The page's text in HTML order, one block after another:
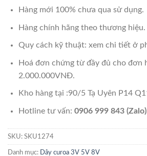
Hàng mới 100% chưa qua sử dụng.
Hàng chính hãng theo thương hiệu.
Quy cách kỹ thuật: xem chi tiết ở
Hoá đơn chứng từ đầy đủ cho đơn
2.000.000VNĐ.
Kho hàng tại :90/5 Tạ Uyên P14
Hotline tư vấn: 0906 999 843
SKU: SKU1274
Danh mục: Dây curoa 3V 5V 8V